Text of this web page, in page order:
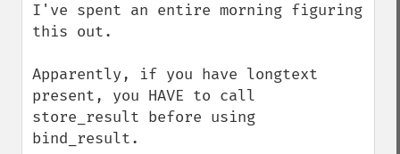
I've spent an entire morning figuring
this out.
Apparently, if you have longtext
present, you HAVE to call
store_result before using
bind_result.